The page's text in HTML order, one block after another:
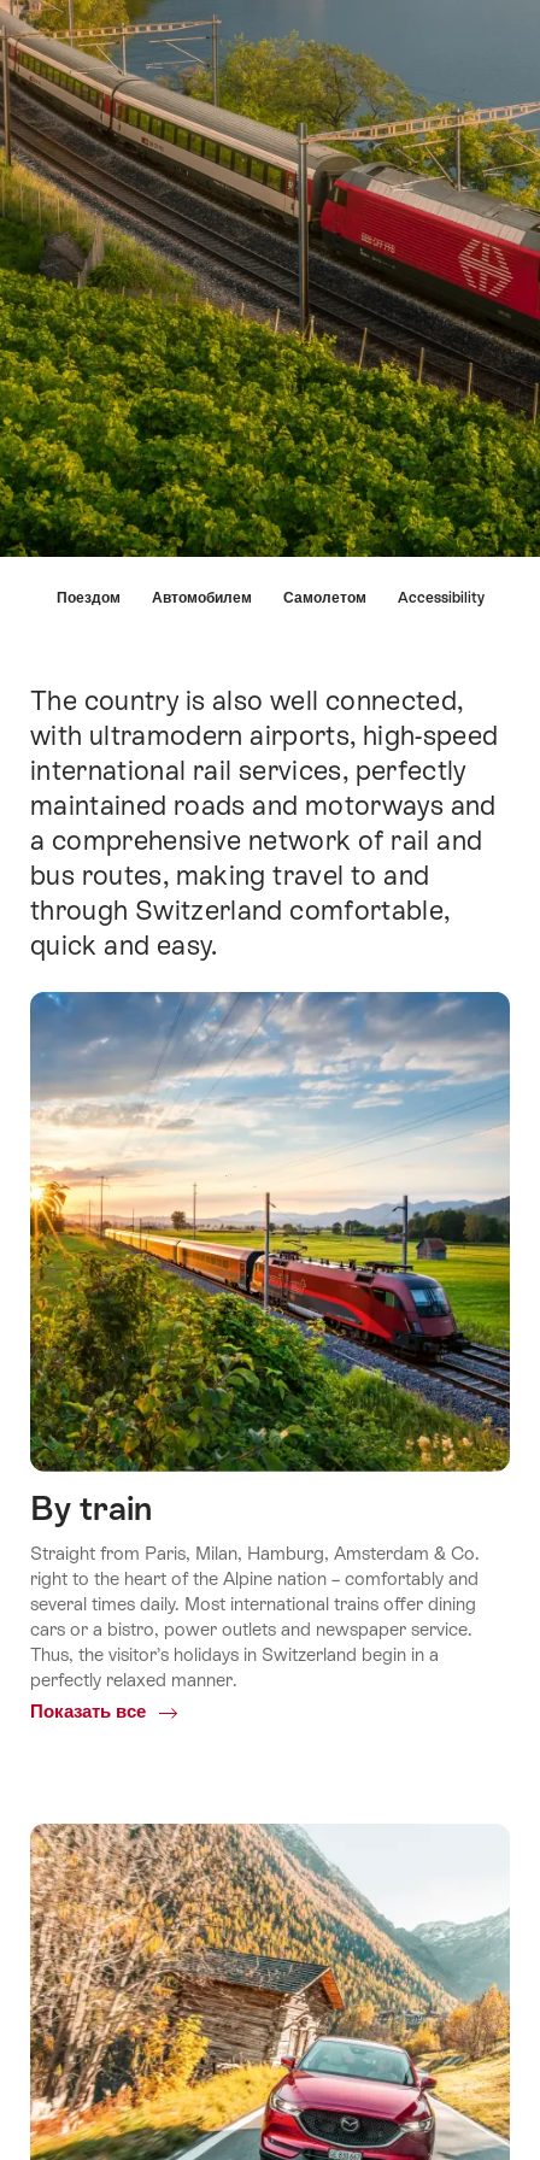
Поездом Автомобилем Самолетом Accessibility
Intro
The country is also well connected,
with ultramodern airports, high-speed
international rail services, perfectly
maintained roads and motorways and
a comprehensive network of rail and
bus routes, making travel to and
through Switzerland comfortable,
quick and easy.
By train
Straight from Paris, Milan, Hamburg, Amsterdam & Co.
right to the heart of the Alpine nation – comfortably and
several times daily. Most international trains offer dining
cars or a bistro, power outlets and newspaper service.
Thus, the visitor’s holidays in Switzerland begin in a
perfectly relaxed manner.
Показать все
Common.Of